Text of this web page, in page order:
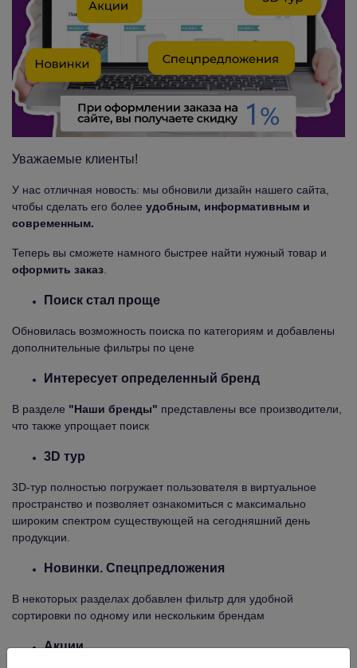
Уважаемые клиенты!
У нас отличная новость: мы обновили дизайн нашего сайта,
чтобы сделать его более удобным, информативным и
современным.
Теперь вы сможете намного быстрее найти нужный товар и
оформить заказ
Поиск стал проще
Обновилась возможность поиска по категориям и добавлены
дополнительные фильтры по цене
Интересует определенный бренд
В разделе "Наши бренды" представлены все производители,
что также упрощает поиск
3D тур
3D-тур полностью погружает пользователя в виртуальное
пространство и позволяет ознакомиться с максимально
широким спектром существующей на сегодняшний день
продукции.
Новинки. Спецпредложения
В некоторых разделах добавлен фильтр для удобной
сортировки по одному или нескольким брендам
Акции